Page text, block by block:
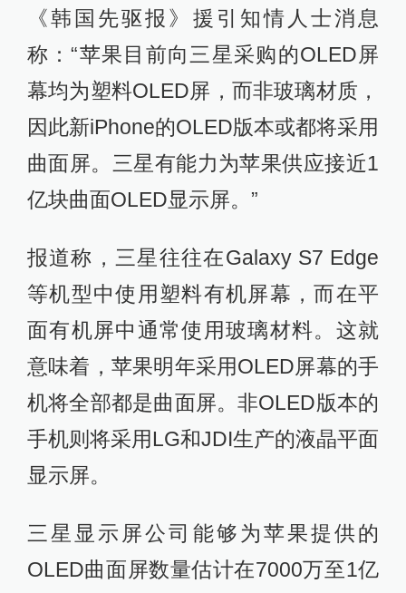
《韩国先驱报》援引知情人士消息
称：“苹果目前向三星采购的OLED屏
幕均为塑料OLED屏，而非玻璃材质，
因此新iPhone的OLED版本或都将采用
曲面屏。三星有能力为苹果供应接近1
亿块曲面OLED显示屏。”
报道称，三星往往在Galaxy S7 Edge
等机型中使用塑料有机屏幕，而在平
面有机屏中通常使用玻璃材料。这就
意味着，苹果明年采用OLED屏幕的手
机将全部都是曲面屏。非OLED版本的
手机则将采用LG和JDI生产的液晶平面
显示屏。
三星显示屏公司能够为苹果提供的
OLED曲面屏数量估计在7000万至1亿